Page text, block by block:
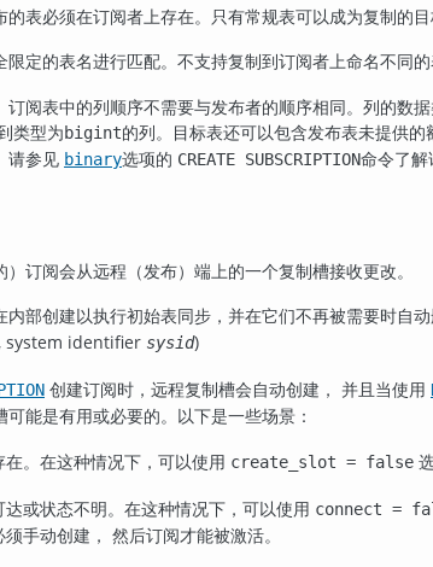
表必须在订阅者上存在。只有常规表可以成为复制的目
定的表名进行匹配。不支持复制到订阅者上命名不同的
阅表中的列顺序不需要与发布者的顺序相同。列的数
类型为bigint的列。目标表还可以包含发布表未提供
请参见 binary选项的 CREATE SUBSCRIPTION命令了解
订阅会从远程（发布）端上的一个复制槽接收更改。
部创建以执行初始表同步，并在它们不再被需要时自
system identifier sysid)
创建订阅时，远程复制槽会自动创建， 并且当使用
能是有用或必要的。以下是一些场景：
。在这种情况下，可以使用 create_slot = false
或状态不明。在这种情况下，可以使用 connect =
手动创建， 然后订阅才能被激活。